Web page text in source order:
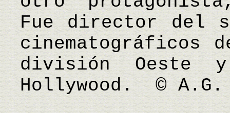
Fue director del
cinematográficos
división Oeste
Hollywood. © A.G.